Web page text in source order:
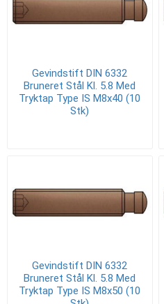
Gevindstift DIN 6332
Bruneret Stål Kl. 5.8 Med
Tryktap Type IS M8x40 (10
Stk)
Gevindstift DIN 6332
Bruneret Stål Kl. 5.8 Med
Tryktap Type IS M8x50 (10